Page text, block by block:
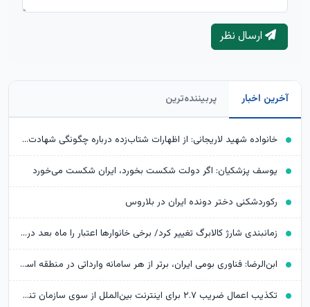
ارسال نظر
آخرین اخبار پربیننده‌ترین
خانواده شهید لاریجانی: از اظهارات شتاب‌زده درباره چگونگی شهادت اجتناب کنید
یوسف پزشکیان: اگر دولت شکست بخورد، ایران شکست می‌خورد
رکوردشکنی دختر دونده ایران در بلاروس
زمانبندی شارژ کالابرگ تغییر کرد/ برخی خانوارها اعتبار را ماه بعد دریافت می‌کنند
ابن‌الرضا: فناوری بومی ایران، برتر از هر سامانه وارداتی در منطقه است
تکذیب اعمال ضریب ۲.۷ برای اینترنت بین‌الملل از سوی سازمان تنظیم مقررات